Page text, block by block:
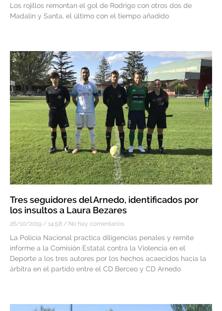
Los rojillos remontan el gol de Rodrigo con otros dos de
Madalin y Santa, el último con el tiempo añadido
Tres seguidores del Arnedo, identificados por
los insultos a Laura Bezares
26/10/2019 14:58 No hay comentarios
La Policía Nacional practica diligencias penales y remite
informe a la Comisión Estatal contra la Violencia en el
Deporte a los tres autores por los hechos acaecidos hacia la
árbitra en el partido entre el CD Berceo y CD Arnedo